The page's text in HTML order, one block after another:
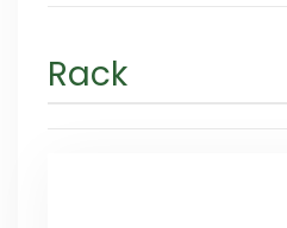
Rack